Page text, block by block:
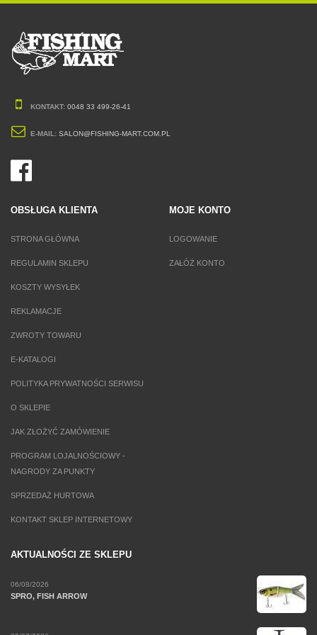
KONTAKT: 0048 33 499-26-41
E-MAIL: SALON@FISHING-MART.COM.PL
OBSŁUGA KLIENTA
STRONA GŁÓWNA
REGULAMIN SKLEPU
KOSZTY WYSYŁEK
REKLAMACJE
ZWROTY TOWARU
E-KATALOGI
POLITYKA PRYWATNOŚCI SERWISU
O SKLEPIE
JAK ZŁOŻYĆ ZAMÓWIENIE
PROGRAM LOJALNOŚCIOWY -
NAGRODY ZA PUNKTY
SPRZEDAŻ HURTOWA
KONTAKT SKLEP INTERNETOWY
MOJE KONTO
LOGOWANIE
ZAŁÓŻ KONTO
AKTUALNOŚCI ZE SKLEPU
06/08/2026
SPRO, FISH ARROW